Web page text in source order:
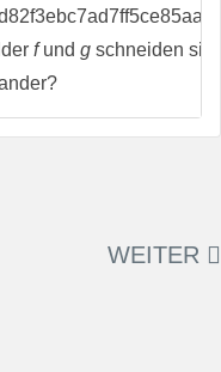
fund g schneiden
WEITER